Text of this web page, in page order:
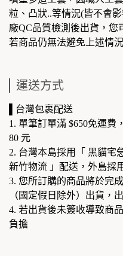
粒、凸狀..等情況(皆不會
廠QC品質檢測後出貨，您
若商品仍無法避免上述情
運送方式
▌台灣包裹配送
1. 單筆訂單滿 $650免運費
80 元
2. 台灣本島採用「 黑貓宅
新竹物流 」配送，外島採
3. 您所訂購的商品將於完
（國定假日除外）出貨，
4. 若出貨後未簽收導致商
負擔